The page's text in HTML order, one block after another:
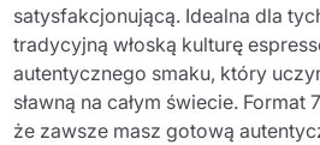
satysfakcjonującą. Idealna dla
tradycyjną włoską kulturę
autentycznego smaku, który
sławną na całym świecie. Format
że zawsze masz gotową